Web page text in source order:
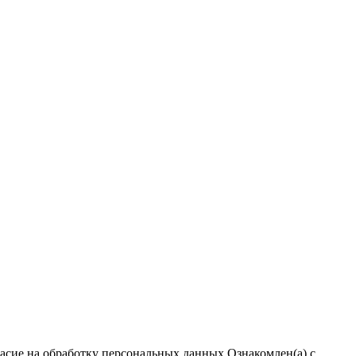
на обработку персональных данных Ознакомлен(а) с